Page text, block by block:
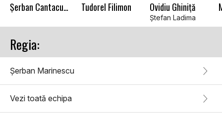
Șerban Cantacuzino Tudorel Filimon Ovidiu Ghiniță
Ştefan Ladima
Regia:
Șerban Marinescu
Vezi toată echipa